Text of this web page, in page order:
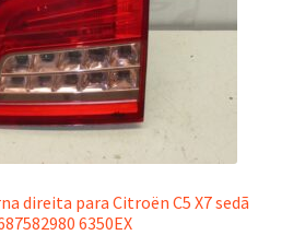
direita para Citroën C5 X7 sedã
6350EX